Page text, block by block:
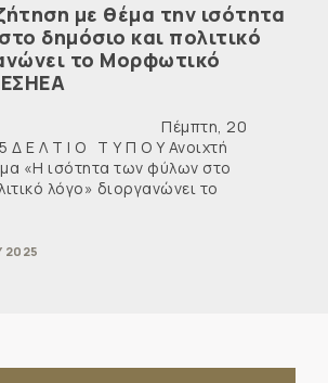
με θέμα την ισότητα
δημόσιο και πολιτικό
το Μορφωτικό
20
Δ Ε Λ Τ Ι Ο Τ Υ Π Ο Υ Ανοιχτή
«Η ισότητα των φύλων στο
λόγο» διοργανώνει το
2025